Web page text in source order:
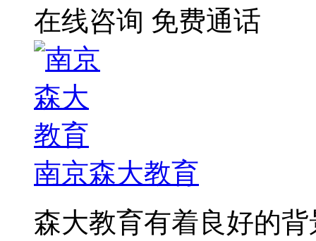
在线咨询 免费通话
南京森大教育
森大教育有着良好的